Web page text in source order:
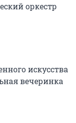
оркестр
искусства
вечеринка